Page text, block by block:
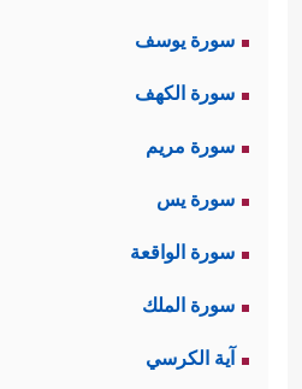
سورة يوسف
سورة الكهف
سورة مريم
سورة يس
سورة الواقعة
سورة الملك
آية الكرسي